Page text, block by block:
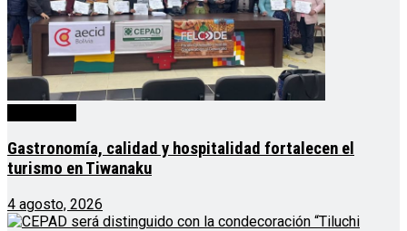
Gastronomía, calidad y hospitalidad fortalecen el
turismo en Tiwanaku
4 agosto, 2026